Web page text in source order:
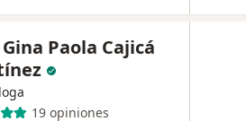
Paola Cajicá
19 opiniones